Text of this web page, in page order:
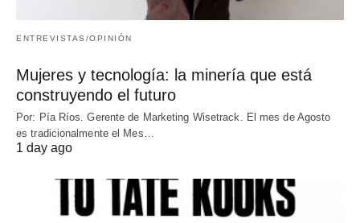
ENTREVISTAS/OPINIÓN
Mujeres y tecnología: la minería que está
construyendo el futuro
Por: Pía Ríos. Gerente de Marketing Wisetrack. El mes de Agosto
es tradicionalmente el Mes…
1 day ago